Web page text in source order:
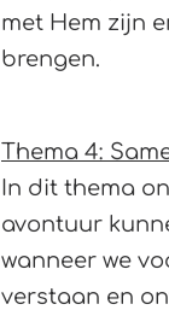
met Hem zijn
brengen.
Thema 4:
In dit thema
avontuur
wanneer we
verstaan en